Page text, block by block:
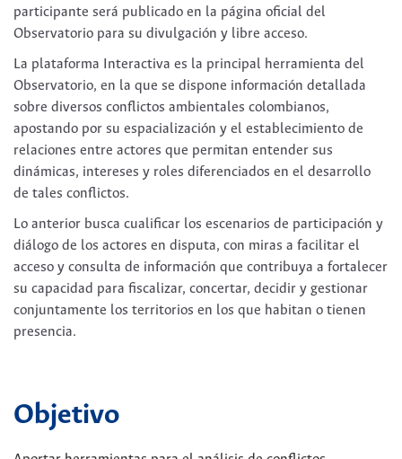
participante será publicado en la página oficial del
Observatorio para su divulgación y libre acceso.
La plataforma Interactiva es la principal herramienta del
Observatorio, en la que se dispone información detallada
sobre diversos conflictos ambientales colombianos,
apostando por su espacialización y el establecimiento de
relaciones entre actores que permitan entender sus
dinámicas, intereses y roles diferenciados en el desarrollo
de tales conflictos.
Lo anterior busca cualificar los escenarios de participación y
diálogo de los actores en disputa, con miras a facilitar el
acceso y consulta de información que contribuya a fortalecer
su capacidad para fiscalizar, concertar, decidir y gestionar
conjuntamente los territorios en los que habitan o tienen
presencia.
Objetivo